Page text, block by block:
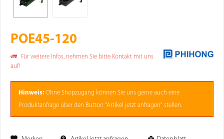
POE45-120
Für weitere Infos, nehmen Sie bitte Kontakt mit uns
auf!
Hinweis: Ohne Shopzugang können Sie uns gerne auch eine
Produktanfrage über den Button "Artikel jetzt anfragen" stellen.